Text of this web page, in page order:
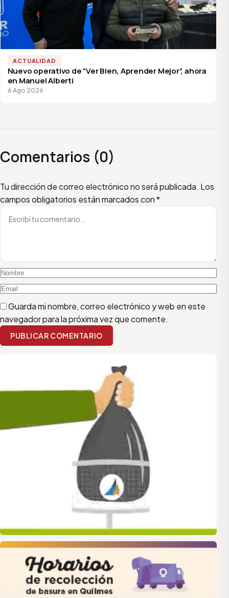
ACTUALIDAD
Nuevo operativo de “Ver Bien, Aprender Mejor”, ahora
en Manuel Alberti
6 Ago 2026
Comentarios (0)
Tu dirección de correo electrónico no será publicada. Los
campos obligatorios están marcados con*
Escribí tu comentario
Nombre
Email
Guarda mi nombre, correo electrónico y web en este
navegador para la próxima vez que comente.
PUBLICAR COMENTARIO
quilmes